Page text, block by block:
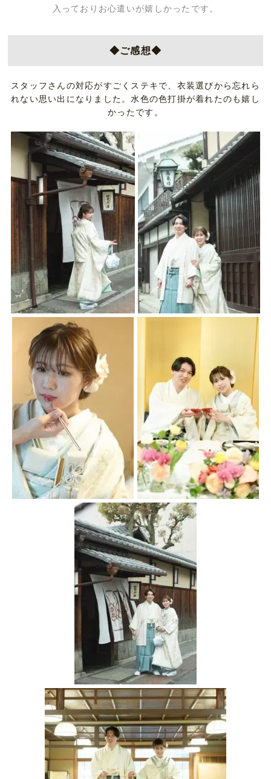
入っておりお心遣いが嬉しかったです。
◆ご感想◆
スタッフさんの対応がすごくステキで、衣装選びから忘れら
れない思い出になりました。水色の色打掛が着れたのも嬉し
かったです。